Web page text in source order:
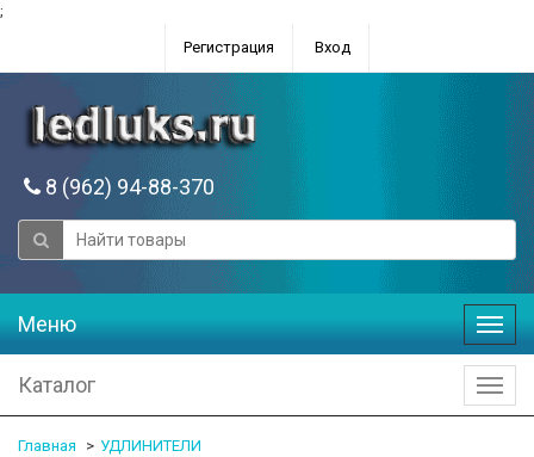
;
Регистрация
Вход
8 (962) 94-88-370
Меню
Меню
Каталог
Главная
УДЛИНИТЕЛИ